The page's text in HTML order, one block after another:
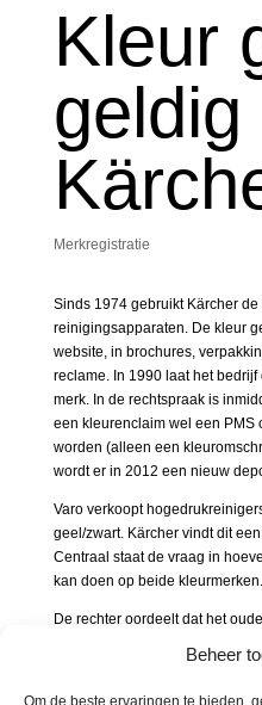
Beheer
Om de beste ervaringen te bieden,
Kleur
Merkregistratie
Sinds 1974 gebruikt Kärcher
reinigingsapparaten. De kleur
website, in brochures,
reclame. In 1990 laat het
merk. In de rechtspraak is
een kleurenclaim wel een PMS
worden (alleen een
wordt er in 2012 een nieuw
Varo verkoopt
geel/zwart. Kärcher vindt dit
Centraal staat de vraag in
kan doen op beide kleurmerken.
De rechter oordeelt dat het
ontbreekt. Het nieuwe merk is